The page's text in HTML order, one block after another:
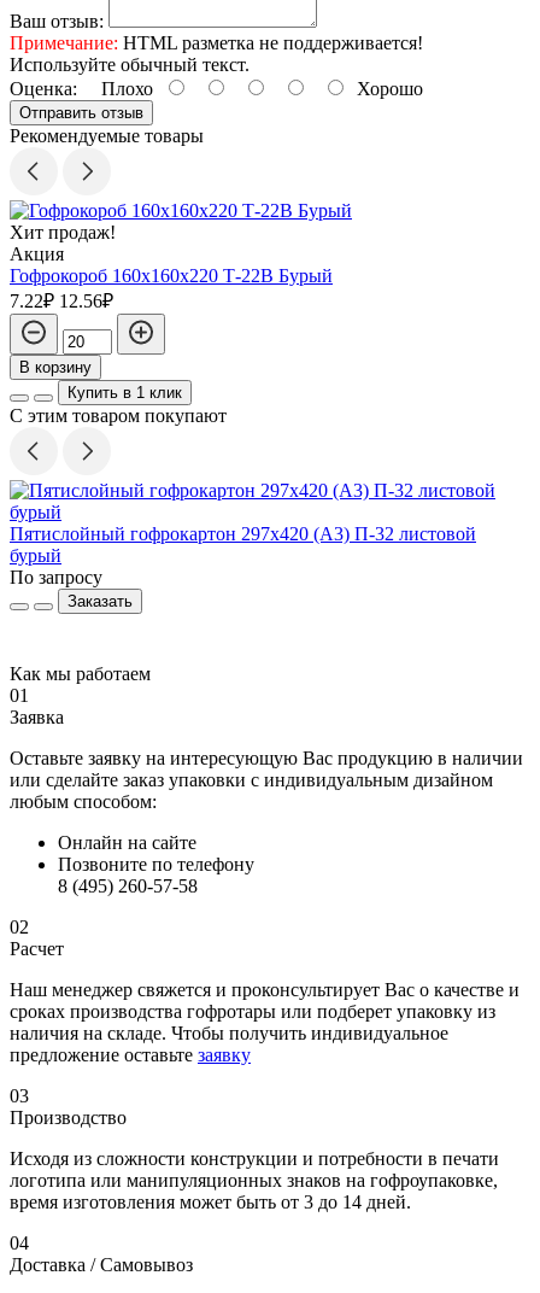
Ваш отзыв:
Примечание: HTML разметка не поддерживается!
Используйте обычный текст.
Оценка: Плохо Хорошо
Отправить отзыв
Рекомендуемые товары
Хит продаж!
Акция
Гофрокороб 160х160х220 Т-22В Бурый
7.22₽ 12.56₽
В корзину
Купить в 1 клик
С этим товаром покупают
Пятислойный гофрокартон 297х420 (А3) П-32 листовой
бурый
По запросу
Заказать
Как мы работаем
01
Заявка
Оставьте заявку на интересующую Вас продукцию в наличии
или сделайте заказ упаковки с индивидуальным дизайном
любым способом:
Онлайн на сайте
Позвоните по телефону
8 (495) 260-57-58
02
Расчет
Наш менеджер свяжется и проконсультирует Вас о качестве и
сроках производства гофротары или подберет упаковку из
наличия на складе. Чтобы получить индивидуальное
предложение оставьте заявку
03
Производство
Исходя из сложности конструкции и потребности в печати
логотипа или манипуляционных знаков на гофроупаковке,
время изготовления может быть от 3 до 14 дней.
04
Доставка / Самовывоз